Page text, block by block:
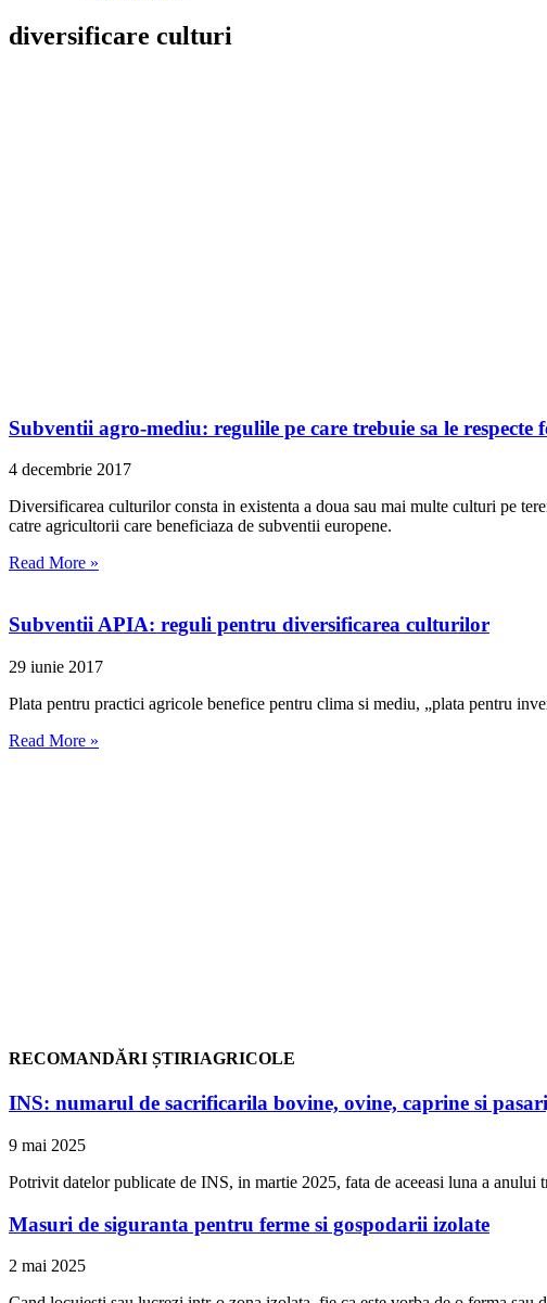
diversificare culturi
Subventii agro-mediu: regulile pe care trebuie sa le
4 decembrie 2017
Diversificarea culturilor consta in existenta a doua sau mai multe culturi pe
catre agricultorii care beneficiaza de subventii europene.
Read More »
Subventii APIA: reguli pentru diversificarea culturilor
29 iunie 2017
Plata pentru practici agricole benefice pentru clima si mediu, „plata pentru
Read More »
RECOMANDĂRI ȘTIRIAGRICOLE
INS: numarul de sacrificarila bovine, ovine, caprine si
9 mai 2025
Potrivit datelor publicate de INS, in martie 2025, fata de aceeasi luna a anului
Masuri de siguranta pentru ferme si gospodarii izolate
2 mai 2025